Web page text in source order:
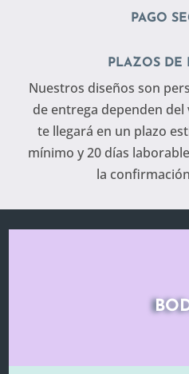
PAGO
PLAZOS DE
Nuestros diseños son
de entrega dependen
te llegará en un plazo
mínimo y 20 días
la